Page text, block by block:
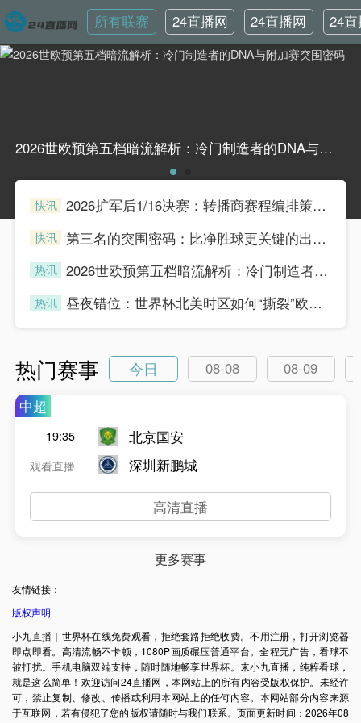
所有联赛
24直播网
英超
24直播网
世界杯
24
韩
2026世欧预第五档暗流解析：冷门制造者的DNA与附加赛突围密码2026世欧预第五档暗流解析：冷门制造者的DNA与附加赛突围密码
快讯
2026扩军后1/16决赛：转播商赛程编排策略与广告收益模型重构
快讯
第三名的突围密码：比净胜球更关键的出线法则
热讯
2026世欧预第五档暗流解析：冷门制造者的DNA与附加赛突围密码
热讯
昼夜错位：世界杯北美时区如何“撕裂”欧洲球迷的生理时钟
热门赛事 今日 08-08
08-09
中超
19:35
观看直播
北京国安
深圳新鹏城
高清直播
更多赛事
友情链接：
版权声明
小九直播｜世界杯在线免费观看，拒绝套路拒绝收费。不用注册，打开浏览器
即点即看。高清流畅不卡顿，1080P画质碾压普通平台。全程无广告，看球不
被打扰。手机电脑双端支持，随时随地畅享世界杯。来小九直播，纯粹看球，
就是这么简单！欢迎访问24直播网，本网站上的所有内容受版权保护。未经许
可，禁止复制、修改、传播或利用本网站上的任何内容。本网站部分内容来源
于互联网，若有侵犯了您的版权请随时与我们联系。页面更新时间：2026年08